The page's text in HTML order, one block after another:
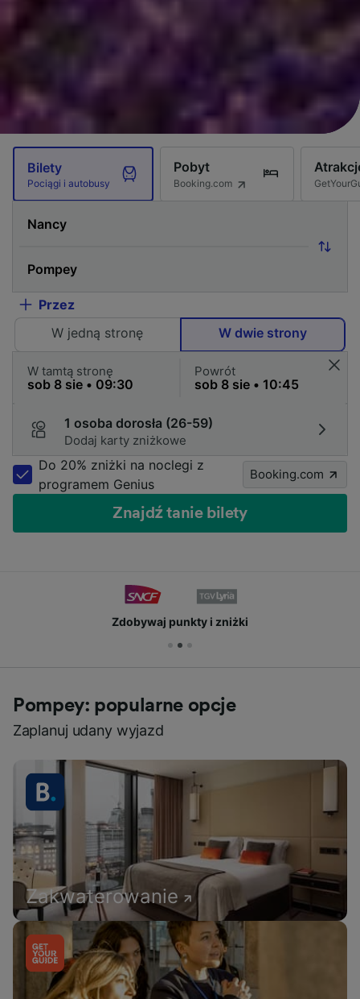
Bilety
Pociągi i autobusy
Pobyt
Booking.com
Przez
W jedną stronę
W dwie strony
W tamtą stronę Powrót
1 osoba dorosła (26-59)
Dodaj karty zniżkowe
Do 20% zniżki na noclegi z
programem Genius
Booking.com
Znajdź tanie bilety
Zdobywaj punkty i zniżki
Pompey: popularne opcje
Zaplanuj udany wyjazd
Zakwaterowanie